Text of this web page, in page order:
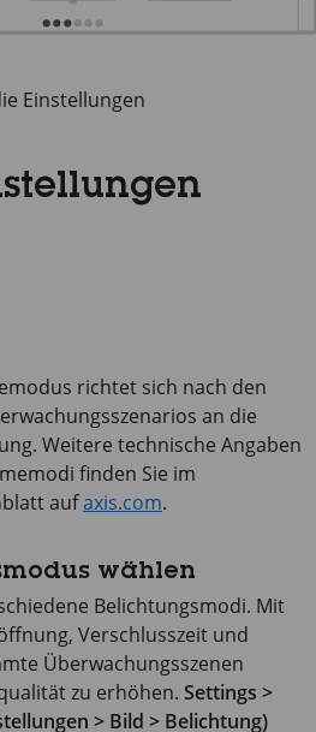
Einstellungen
richtet sich nach den
an die
Weitere technische Angaben
finden Sie im
aufaxis.com.
wählen
Belichtungsmodi. Mit
Verschlusszeit und
Überwachungsszenen
zu erhöhen. Settings >
> Bild > Belichtung)